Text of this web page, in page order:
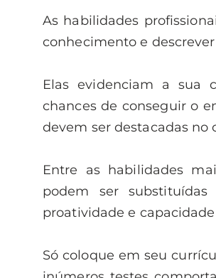
As habilidades
conhecimento e
Elas evidenciam a sua
chances de conseguir o
devem ser destacadas no
Entre as habilidades
podem ser substituídas
proatividade e
Só coloque em seu